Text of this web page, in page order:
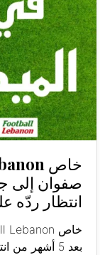
انتظار ردّه
بعد 5 أشهر